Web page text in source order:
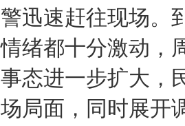
警迅速赶往现场。
情绪都十分激动，
事态进一步扩大，
场局面，同时展开